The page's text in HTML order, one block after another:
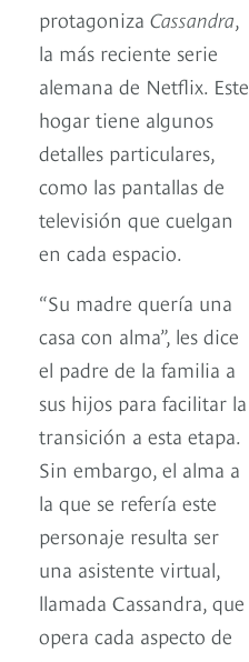
protagoniza Cassandra,
la más reciente serie
alemana de Netflix. Este
hogar tiene algunos
detalles particulares,
como las pantallas de
televisión que cuelgan
en cada espacio.
“Su madre quería una
casa con alma”, les dice
el padre de la familia a
sus hijos para facilitar la
transición a esta etapa.
Sin embargo, el alma a
la que se refería este
personaje resulta ser
una asistente virtual,
llamada Cassandra, que
opera cada aspecto de